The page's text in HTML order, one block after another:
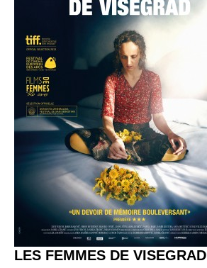
LES FEMMES DE VISEGRAD